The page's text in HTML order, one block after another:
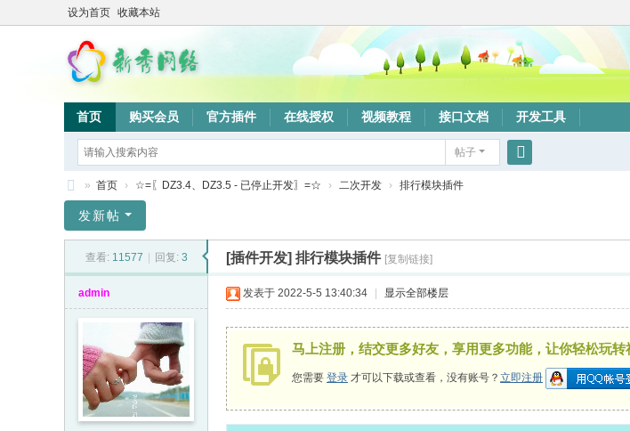
设为首页 收藏本站
首页 购买会员 官方插件 在线授权 视频教程 接口文档 开发工具
帖子
秀
» 首页 › ☆=〖DZ3.4、DZ3.5 - 已停止开发〗=☆ › 二次开发 › 排行模块插件
发新帖
查看: 11577 回复: 3 [插件开发] 排行模块插件 [复制链接]
admin 发表于 2022-5-5 13:40:34 显示全部楼层
马上注册，结交更多好友，享用更多功能，让你轻松玩转
您需要 登录 才可以下载或查看，没有账号？ 立即注册